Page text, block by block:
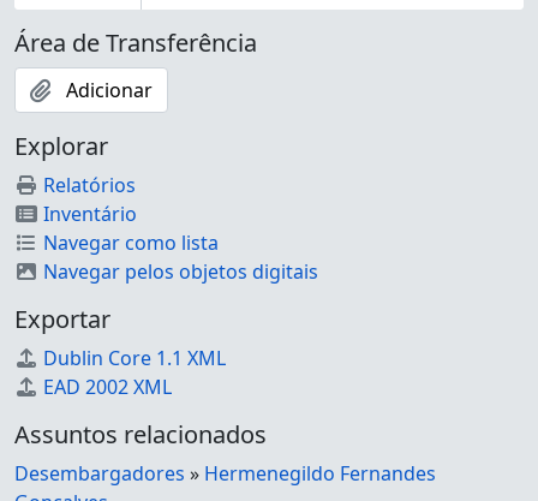
Área de Transferência
Adicionar
Explorar
Relatórios
Inventário
Navegar como lista
Navegar pelos objetos digitais
Exportar
Dublin Core 1.1 XML
EAD 2002 XML
Assuntos relacionados
Desembargadores » Hermenegildo Fernandes